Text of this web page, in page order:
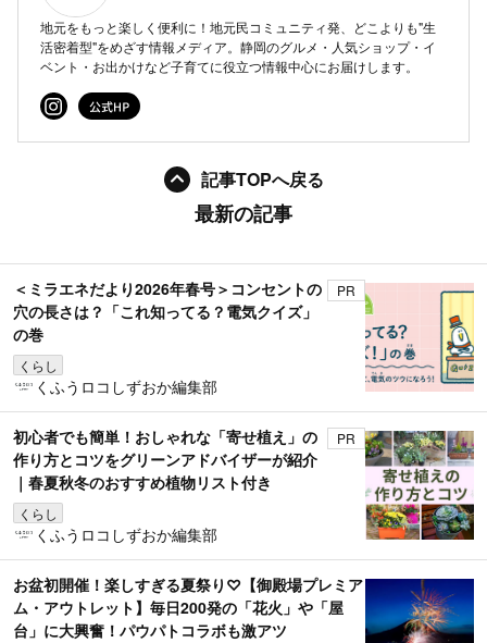
地元をもっと楽しく便利に！地元民コミュニティ発、どこよりも"生
活密着型"をめざす情報メディア。静岡のグルメ・人気ショップ・イ
ベント・お出かけなど子育てに役立つ情報中心にお届けします。
記事TOPへ戻る
最新の記事
＜ミラエネだより2026年春号＞コンセントの
穴の長さは？「これ知ってる？電気クイズ」
の巻
くらし
PR
くふうロコしずおか編集部
初心者でも簡単！おしゃれな「寄せ植え」の
作り方とコツをグリーンアドバイザーが紹介
｜春夏秋冬のおすすめ植物リスト付き
くらし
PR
くふうロコしずおか編集部
お盆初開催！楽しすぎる夏祭り♡【御殿場プレミア
ム・アウトレット】毎日200発の「花火」や「屋
台」に大興奮！パウパトコラボも激アツ